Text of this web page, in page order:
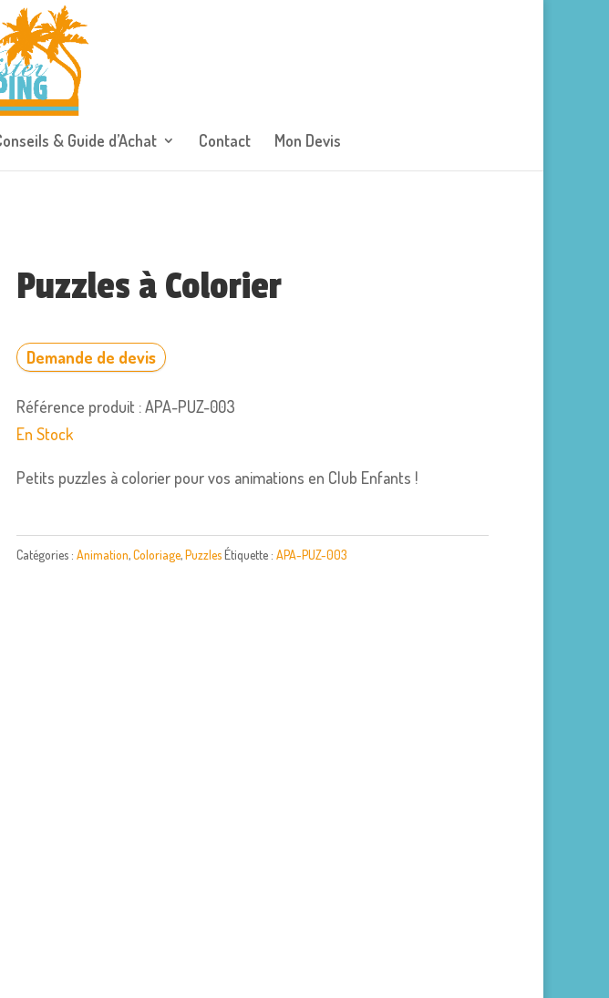
& Guide d’Achat Contact Mon Devis
Puzzles à Colorier
Demande de devis
Référence produit : APA-PUZ-003
En Stock
Petits puzzles à colorier pour vos animations en Club Enfants !
Catégories : Animation,Coloriage,PuzzlesÉtiquette : APA-PUZ-003